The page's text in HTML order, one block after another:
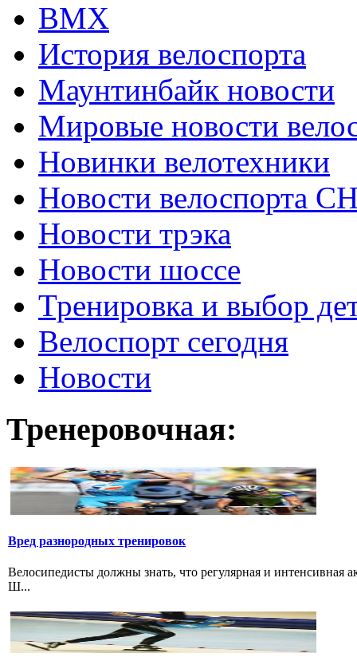
ВМХ
История велоспорта
Маунтинбайк новости
Мировые новости
Новинки велотехники
Новости велоспорта
Новости трэка
Новости шоссе
Тренировка и выбор
Велоспорт сегодня
Новости
Тренеровочная:
Вред разнородных тренировок
Велосипедисты должны знать, что регулярная и интенсивная
Ш...